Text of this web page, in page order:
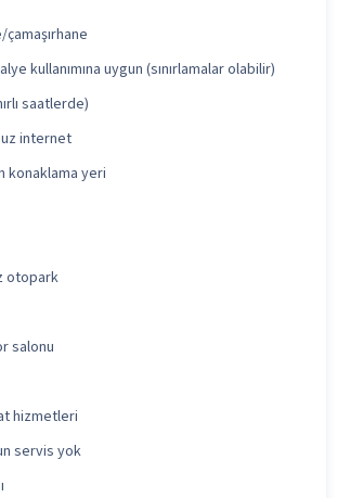
kullanımına uygun (sınırlamalar olabilir)
saatlerde)
internet
konaklama yeri
otopark
salonu
hizmetleri
servis yok